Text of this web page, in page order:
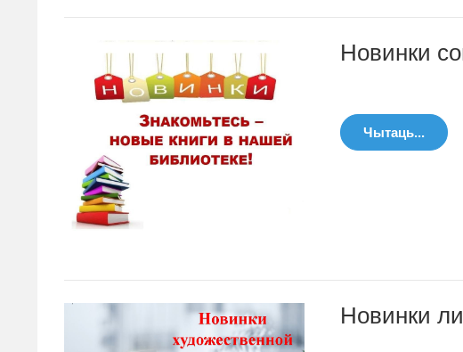
Новинки
Чытаць...
Новинки